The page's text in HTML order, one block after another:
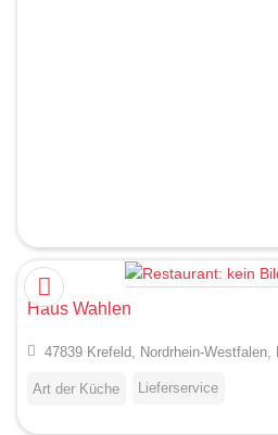
Haus Wahlen
47839 Krefeld, Nordrhein-Westfalen,
Art der Küche Lieferservice